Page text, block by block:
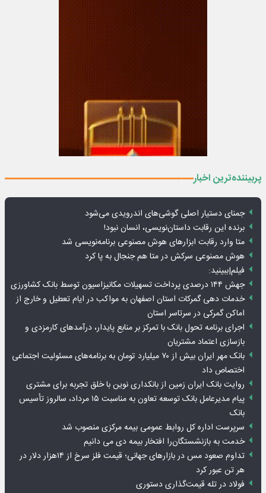
پربیننده‌ترین اخبار
جمنای دستیار اصلی گوشی‌های اندرویدی می‌شود
برنده این رقابت داستان‌نویسی، انسان نبود!
متا وارد رقابت ابزارهای هوش مصنوعی برنامه‌نویسی شد
هوش مصنوعی سرکش در متا هم جنجال به پا کرد
فیلم|ببینید:
جهش ۱۴۴ درصدی پرداخت تسهیلات مکانیزاسیون توسط بانک کشاورزی
خدمات دهی گمرکات استان اصفهان به مواکب در ایام تعطیل و خارج از
اماکن گمرکی در سرتاسر استان
اجرای برنامه تحول بانک با تمرکز بر منابع پایدار، درآمدهای کارمزدی و
بازسازی اعتماد مشتریان
بانک مهر ایران بیش از ۷۰ میلیارد تومان به برنامه‌های مسئولیت اجتماعی
اختصاص داد
روایت بانک ایران زمین از بانکداری نوین با خلق تجربه برای مشتری
پیام مدیرعامل بانک توسعه تعاون به مناسبت ۱۵ مرداد، سالروز تأسیس
بانک
سرپرست اداره کل روابط عمومی بیمه مرکزی منصوب شد
خدمت به بازنشستگان‌را افتخار بیمه دی می دانیم
تداوم صعود مس در بازارهای جهانی؛ قیمت فلز سرخ از ۱۴هزار دلار در
هر تن عبور کرد
فولاد در تله قیمت‌گذاری دستوری